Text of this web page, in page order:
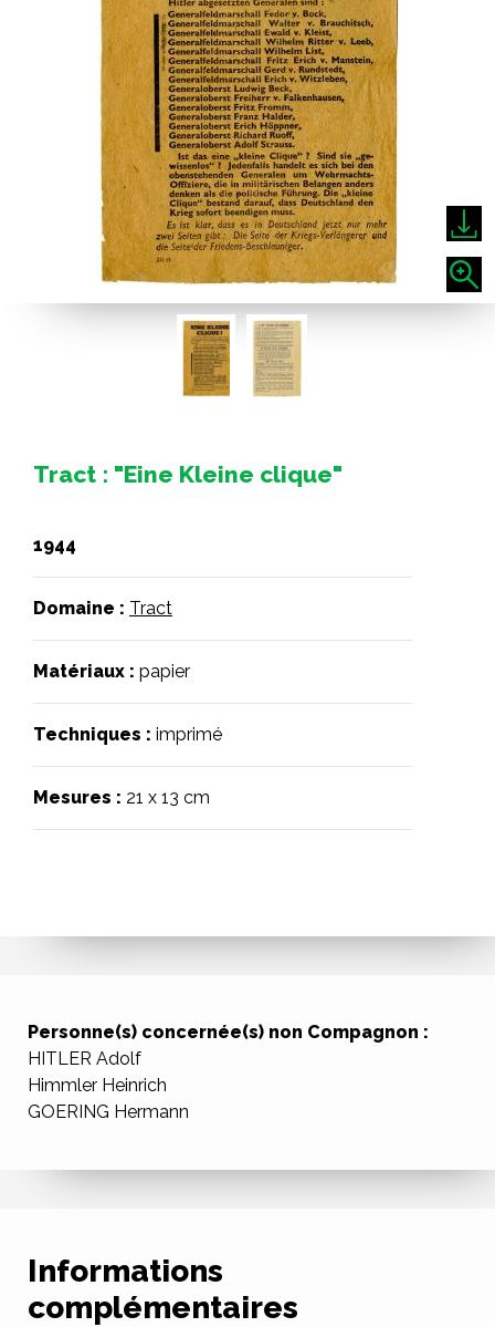
Tract : "Eine Kleine clique"
1944
Domaine : Tract
Matériaux : papier
Techniques : imprimé
Mesures : 21 x 13 cm
Personne(s) concernée(s) non Compagnon :
HITLER Adolf
Himmler Heinrich
GOERING Hermann
Informations
complémentaires